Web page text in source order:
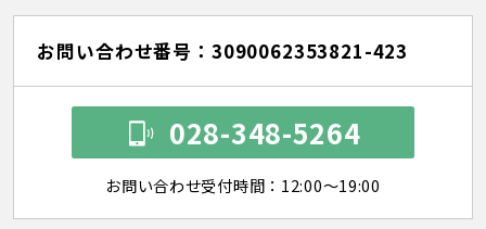
お問い合わせ番号：3090062353821-423
028-348-5264
お問い合わせ受付時間：12:00～19:00